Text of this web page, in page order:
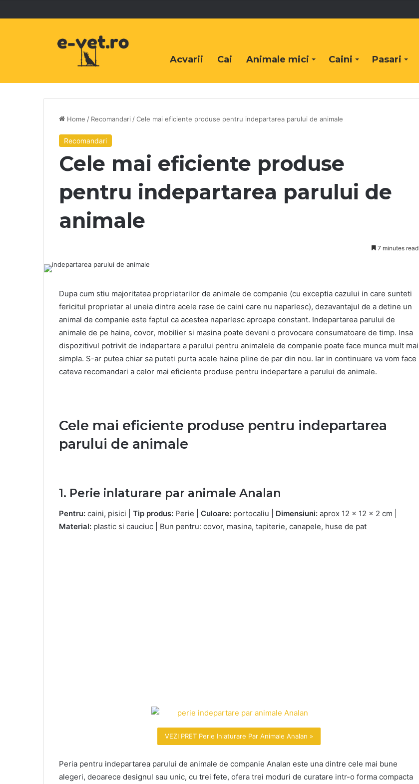
Acvarii Cai Animale mici Caini Pasari
Home / Recomandari /Cele mai eficiente produse pentru indepartarea parului de animale
Recomandari
Cele mai eficiente produse
pentru indepartarea parului de
animale
7 minutes read
Dupa cum stiu majoritatea proprietarilor de animale de companie (cu exceptia cazului in care sunteti
fericitul proprietar al uneia dintre acele rase de caini care nu naparlesc), dezavantajul de a detine un
animal de companie este faptul ca acestea naparlesc aproape constant. Indepartarea parului de
animale de pe haine, covor, mobilier si masina poate deveni o provocare consumatoare de timp. Insa
dispozitivul potrivit de indepartare a parului pentru animalele de companie poate face munca mult mai
simpla. S-ar putea chiar sa puteti purta acele haine pline de par din nou. Iar in continuare va vom face
cateva recomandari a celor mai eficiente produse pentru indepartare a parului de animale.
Cele mai eficiente produse pentru indepartarea
parului de animale
1. Perie inlaturare par animale Analan
Pentru: caini, pisici | Tip produs: Perie | Culoare: portocaliu | Dimensiuni: aprox 12 x 12 x 2 cm |
Material: plastic si cauciuc | Bun pentru: covor, masina, tapiterie, canapele, huse de pat
VEZI PRET Perie Inlaturare Par Animale Analan »
Peria pentru indepartarea parului de animale de companie Analan este una dintre cele mai bune
alegeri, deoarece designul sau unic, cu trei fete, ofera trei moduri de curatare intr-o forma compacta